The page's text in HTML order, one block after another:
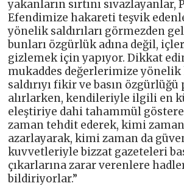
yakanların sırtını sıvazlayanlar,
Efendimize hakareti teşvik
yönelik saldırıları görmezden
bunları özgürlük adına değil,
gizlemek için yapıyor. Dikkat
mukaddes değerlerimize
saldırıyı fikir ve basın
alırlarken, kendileriyle ilgili en
eleştiriye dahi tahammül
zaman tehdit ederek, kimi
azarlayarak, kimi zaman da
kuvvetleriyle bizzat gazeteleri
çıkarlarına zarar verenlere
bildiriyorlar.”